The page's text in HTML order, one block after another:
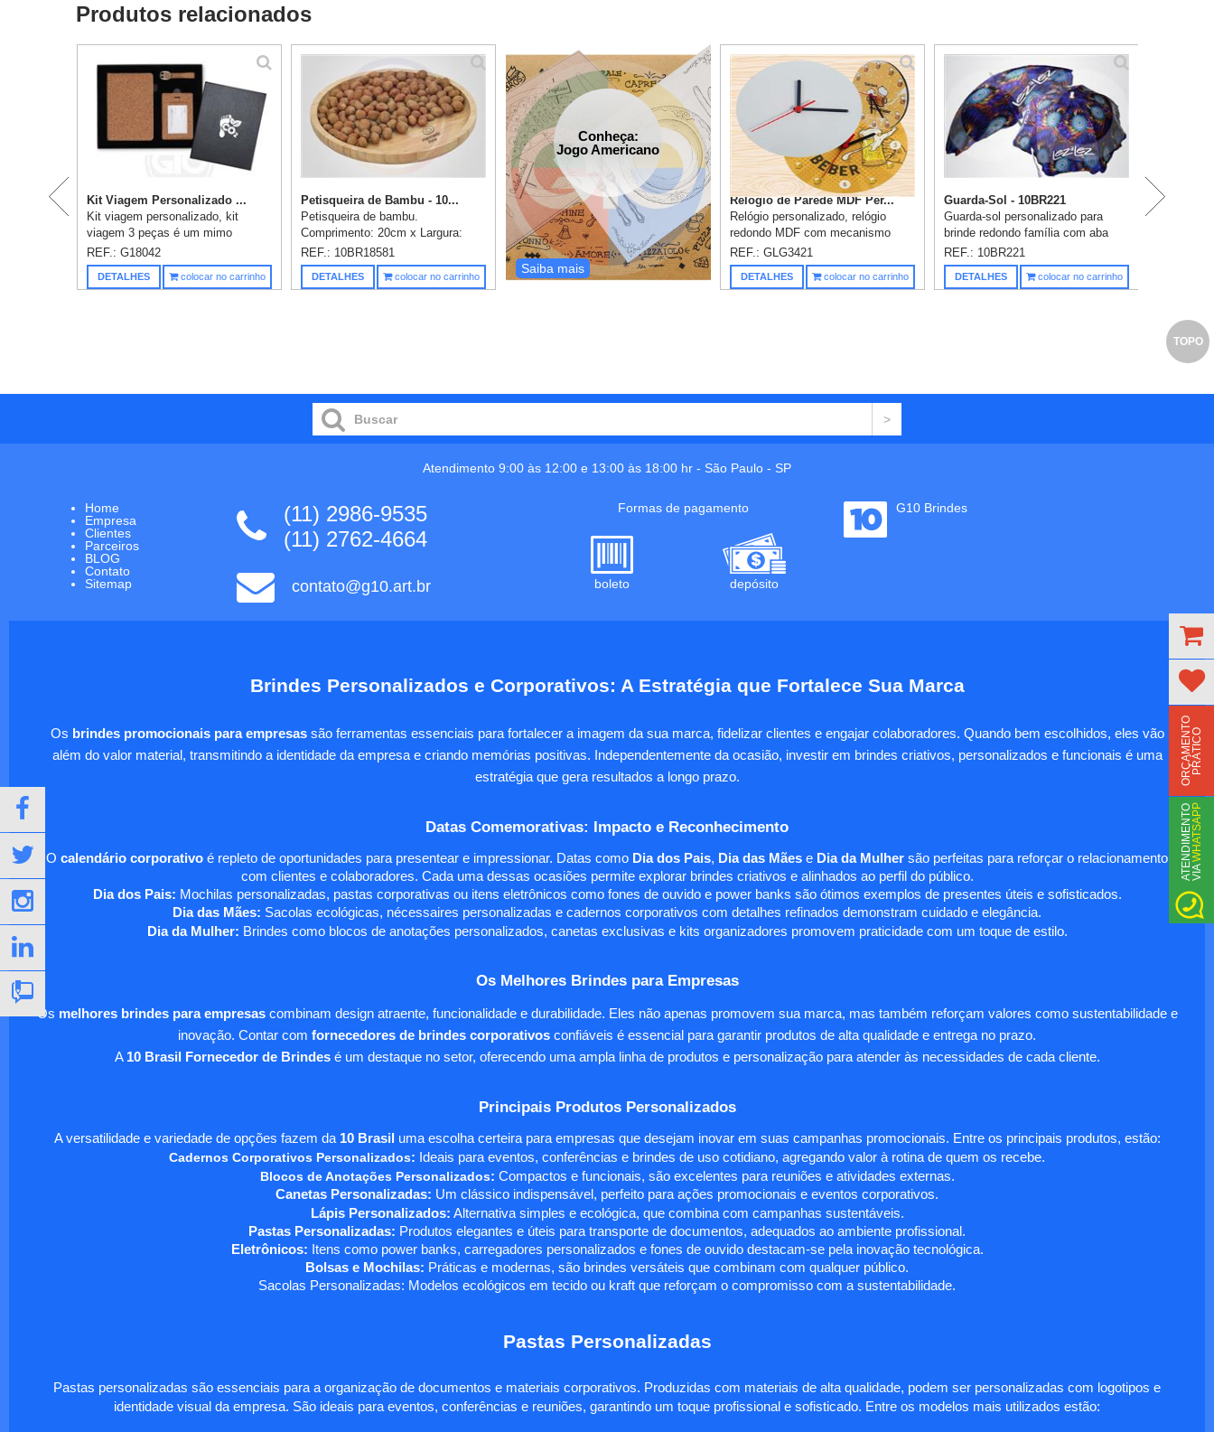
Produtos relacionados
Kit Viagem Personalizado ...
Kit viagem personalizado, kit
viagem 3 peças é um mimo
essencial para viajantes. O
conjunto, com acabamento em
cortiça, inclui um porta-passaporte
REF.: G18042
DETALHES colocar no carrinho
Petisqueira de Bambu - 10...
Petisqueira de bambu.
Comprimento: 20cm x Largura:
20cm x Espessura: 2cm. 1
gravação já incluso.
REF.: 10BR18581
DETALHES colocar no carrinho
Conheça:
Jogo Americano
Saiba mais
Relógio de Parede MDF Per...
Relógio personalizado, relógio
redondo MDF com mecanismo
testado, formato 200x200mm.
Personalização em 1 cor já
incluso.
REF.: GLG3421
DETALHES colocar no carrinho
Guarda-Sol - 10BR221
Guarda-sol personalizado para
brinde redondo família com aba
curta, 1,60 de diâmetro, armação
em aço ATC 1065 com
galvanização, 8 gomos, haste
REF.: 10BR221
DETALHES colocar no carrinho
TOPO
Atendimento 9:00 às 12:00 e 13:00 às 18:00 hr - São Paulo - SP
Home
Empresa
Clientes
Parceiros
BLOG
Contato
Sitemap
(11) 2986-9535
(11) 2762-4664
contato@g10.art.br
Formas de pagamento
boleto depósito
G10 Brindes
Brindes Personalizados e Corporativos: A Estratégia que Fortalece Sua Marca
Os brindes promocionais para empresassão ferramentas essenciais para fortalecer a imagem da sua marca, fidelizar clientes e engajar colaboradores. Quando bem escolhidos, eles vão
além do valor material, transmitindo a identidade da empresa e criando memórias positivas. Independentemente da ocasião, investir em brindes criativos, personalizados e funcionais é uma
estratégia que gera resultados a longo prazo.
Datas Comemorativas: Impacto e Reconhecimento
O calendário corporativo é repleto de oportunidades para presentear e impressionar. Datas como Dia dos Pais, Dia das Mães e Dia da Mulher são perfeitas para reforçar o relacionamento
com clientes e colaboradores. Cada uma dessas ocasiões permite explorar brindes criativos e alinhados ao perfil do público.
Dia dos Pais: Mochilas personalizadas, pastas corporativas ou itens eletrônicos como fones de ouvido e power banks são ótimos exemplos de presentes úteis e sofisticados.
Dia das Mães: Sacolas ecológicas, nécessaires personalizadas e cadernos corporativos com detalhes refinados demonstram cuidado e elegância.
Dia da Mulher: Brindes como blocos de anotações personalizados, canetas exclusivas e kits organizadores promovem praticidade com um toque de estilo.
Os Melhores Brindes para Empresas
Os melhores brindes para empresascombinam design atraente, funcionalidade e durabilidade. Eles não apenas promovem sua marca, mas também reforçam valores como sustentabilidade e
inovação. Contar com fornecedores de brindes corporativos confiáveis é essencial para garantir produtos de alta qualidade e entrega no prazo.
A 10 Brasil Fornecedor de Brindesé um destaque no setor, oferecendo uma ampla linha de produtos e personalização para atender às necessidades de cada cliente.
Principais Produtos Personalizados
A versatilidade e variedade de opções fazem da 10 Brasil uma escolha certeira para empresas que desejam inovar em suas campanhas promocionais. Entre os principais produtos, estão:
Cadernos Corporativos Personalizados: Ideais para eventos, conferências e brindes de uso cotidiano, agregando valor à rotina de quem os recebe.
Blocos de Anotações Personalizados: Compactos e funcionais, são excelentes para reuniões e atividades externas.
Canetas Personalizadas: Um clássico indispensável, perfeito para ações promocionais e eventos corporativos.
Lápis Personalizados: Alternativa simples e ecológica, que combina com campanhas sustentáveis.
Pastas Personalizadas: Produtos elegantes e úteis para transporte de documentos, adequados ao ambiente profissional.
Eletrônicos: Itens como power banks, carregadores personalizados e fones de ouvido destacam-se pela inovação tecnológica.
Bolsas e Mochilas: Práticas e modernas, são brindes versáteis que combinam com qualquer público.
Sacolas Personalizadas: Modelos ecológicos em tecido ou kraft que reforçam o compromisso com a sustentabilidade.
Pastas Personalizadas
Pastas personalizadas são essenciais para a organização de documentos e materiais corporativos. Produzidas com materiais de alta qualidade, podem ser personalizadas com logotipos e
identidade visual da empresa. São ideais para eventos, conferências e reuniões, garantindo um toque profissional e sofisticado. Entre os modelos mais utilizados estão:
O
R
Ç
A
M
E
N
T
O
P
R
Á
T
I
CO
A
TE
N
D
I
M
E
N
T
O
V
I
AWHATSAPP